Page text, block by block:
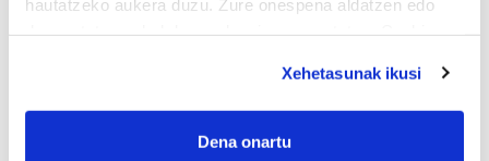
hautatzeko aukera duzu. Zure onespena aldatzen edo
If you allow, we would also like to:
Collect information about your geographical
Xehetasunak ikusi
Dena onartu